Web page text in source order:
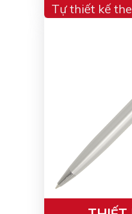
Tự thiết kế